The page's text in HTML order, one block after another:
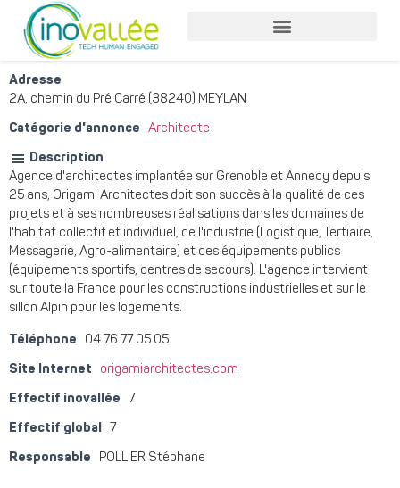
Adresse
2A, chemin du Pré Carré (38240) MEYLAN
Catégorie d'annonce Architecte
Description
Agence d'architectes implantée sur Grenoble et Annecy depuis
25 ans, Origami Architectes doit son succès à la qualité de ces
projets et à ses nombreuses réalisations dans les domaines de
l'habitat collectif et individuel, de l'industrie (Logistique, Tertiaire,
Messagerie, Agro-alimentaire) et des équipements publics
(équipements sportifs, centres de secours). L'agence intervient
sur toute la France pour les constructions industrielles et sur le
sillon Alpin pour les logements.
Téléphone 04 76 77 05 05
Site Internet origamiarchitectes.com
Effectif inovallée 7
Effectif global 7
Responsable POLLIER Stéphane